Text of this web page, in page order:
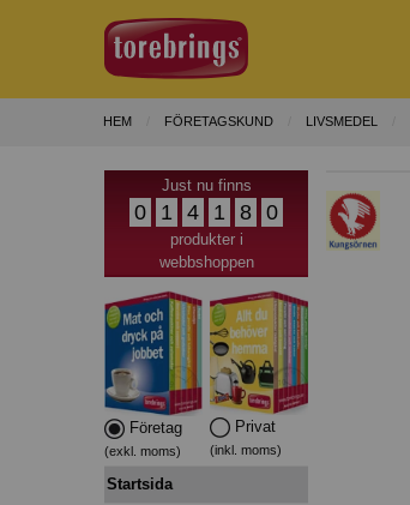
HEM FÖRETAGSKUND LIVSMEDEL
Just nu finns
0 1 4 1 8 0
produkter i
webbshoppen
Företag
(exkl. moms)
Privat
(inkl. moms)
Startsida